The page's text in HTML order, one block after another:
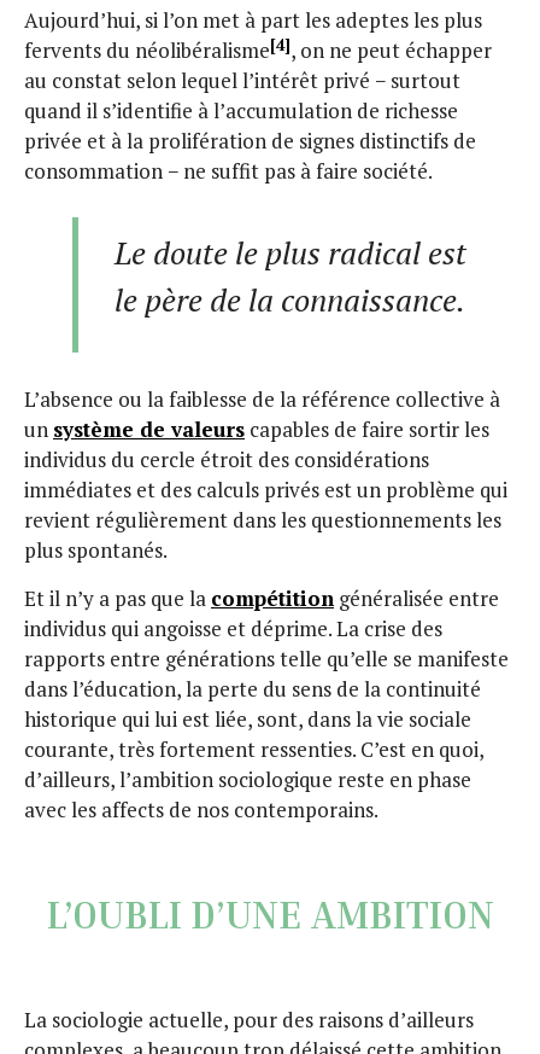
Aujourd’hui, si l’on met à part les adeptes les plus
fervents du néolibéralisme[4], on ne peut échapper
au constat selon lequel l’intérêt privé − surtout
quand il s’identifie à l’accumulation de richesse
privée et à la prolifération de signes distinctifs de
consommation − ne suffit pas à faire société.
Le doute le plus radical est
le père de la connaissance.
L’absence ou la faiblesse de la référence collective à
un système de valeurs capables de faire sortir les
individus du cercle étroit des considérations
immédiates et des calculs privés est un problème qui
revient régulièrement dans les questionnements les
plus spontanés.
Et il n’y a pas que la compétition généralisée entre
individus qui angoisse et déprime. La crise des
rapports entre générations telle qu’elle se manifeste
dans l’éducation, la perte du sens de la continuité
historique qui lui est liée, sont, dans la vie sociale
courante, très fortement ressenties. C’est en quoi,
d’ailleurs, l’ambition sociologique reste en phase
avec les affects de nos contemporains.
L’OUBLI D’UNE AMBITION
La sociologie actuelle, pour des raisons d’ailleurs